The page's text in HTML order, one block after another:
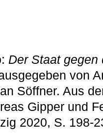
Der Staat
von
Söffner. Aus
Gipper und
2020, S. 198-